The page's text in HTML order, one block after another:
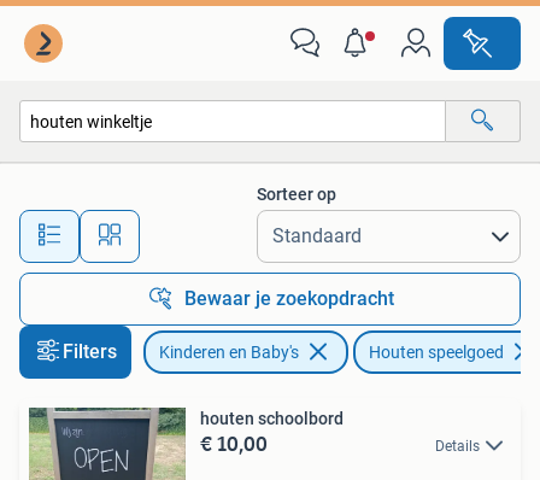
Alle afstanden…
Sorteer op
Bewaar je zoekopdracht
Filters Kinderen en Baby's Houten speelgoed
houten schoolbord
€ 10,00 Details